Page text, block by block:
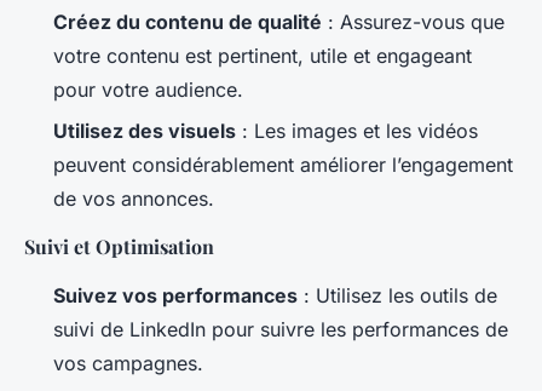
Créez du contenu de qualité : Assurez-vous que
votre contenu est pertinent, utile et engageant
pour votre audience.
Utilisez des visuels : Les images et les vidéos
peuvent considérablement améliorer l’engagement
de vos annonces.
Suivi et Optimisation
Suivez vos performances : Utilisez les outils de
suivi de LinkedIn pour suivre les performances de
vos campagnes.